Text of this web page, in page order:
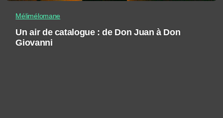
Mélimélomane
Un air de catalogue : de Don Juan à Don
Giovanni